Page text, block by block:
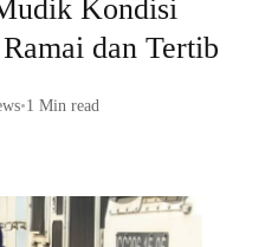
Kondisi
dan Tertib
•1 Min read